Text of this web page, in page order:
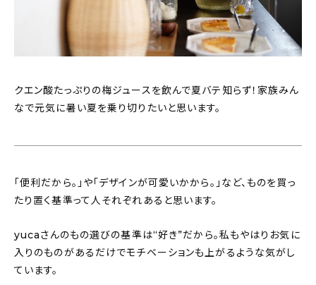
クエン酸たっぷりの梅ジュースを飲んで夏バテ知らず！家族みん
なで元気に暑い夏を乗り切りたいと思います。
「便利だから。」や「デザインが可愛いかから。」など、ものを買っ
たり置く基準って人それぞれあると思います。
yucaさんのもの選びの基準は“好き”だから。私もやはりお気に
入りのものがあるだけでモチベーションも上がるような気がし
ています。